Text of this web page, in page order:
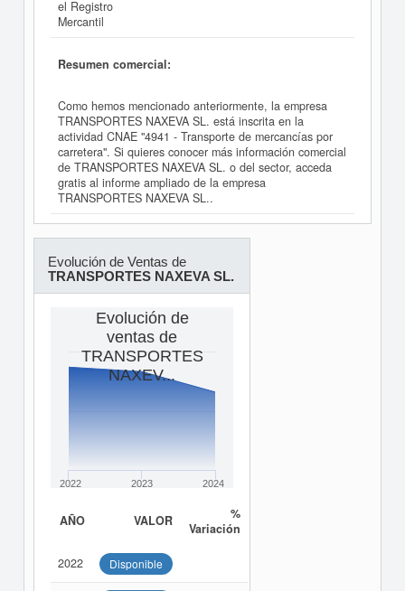
el Registro
Mercantil
Resumen comercial:
Como hemos mencionado anteriormente, la empresa
TRANSPORTES NAXEVA SL. está inscrita en la
actividad CNAE "4941 - Transporte de mercancías por
carretera". Si quieres conocer más información comercial
de TRANSPORTES NAXEVA SL. o del sector, acceda
gratis al informe ampliado de la empresa
TRANSPORTES NAXEVA SL..
Evolución de Ventas de
TRANSPORTES NAXEVA SL.
Evolución de
ventas de
TRANSPORTES
NAXEV...
2022 2023 2024
AÑO VALOR
%
Variación
2022 Disponible